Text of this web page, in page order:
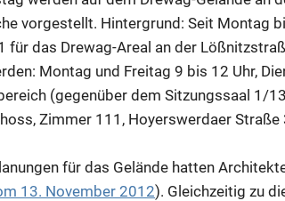
vorgestellt. Hintergrund: Seit Montag
für das Drewag-Areal an der
Montag und Freitag 9 bis 12 Uhr,
(gegenüber dem Sitzungssaal 1/
Zimmer 111, Hoyerswerdaer
für das Gelände hatten
13. November 2012). Gleichzeitig zu